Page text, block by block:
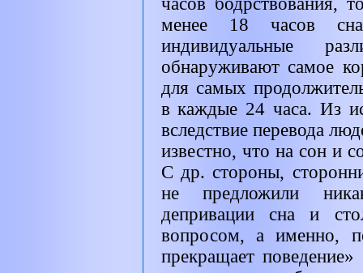
менее 18 часов
индивидуальные
обнаруживают самое
для самых
в каждые 24 часа. Из
вследствие перевода
известно, что на сон и
С др. стороны,
не предложили
депривации сна и
вопросом, а именно,
прекращает поведение»